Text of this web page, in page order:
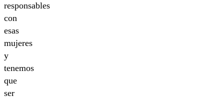
responsables
con
esas
mujeres
y
tenemos
que
ser